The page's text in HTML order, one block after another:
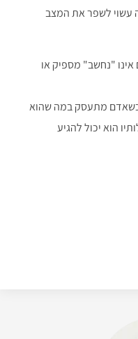
עשוי לשפר את המצב
"נחשב" מספיק או
כשאדם מתעסק במה שהוא
הוא יכול להגיע